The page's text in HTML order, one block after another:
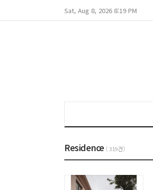
Sat, Aug 8, 2026 8:19 PM
Residence ( 319건)